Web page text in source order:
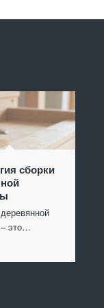
сборки
это…